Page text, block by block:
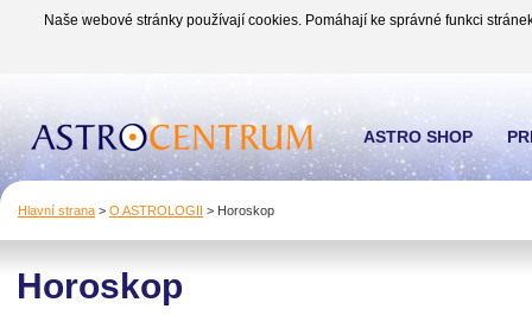
Naše webové stránky používají cookies. Pomáhají ke správné funkci
Hlavní strana > O ASTROLOGII > Horoskop
Horoskop
ASTRO SHOP